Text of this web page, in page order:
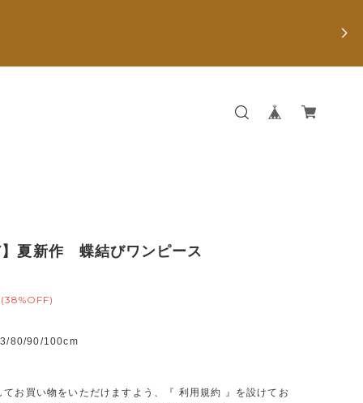
夏新作 蝶結びワンピース
(38%OFF)
80/90/100cm
てお買い物をいただけますよう、『 利用規約 』を設けてお